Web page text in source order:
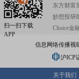
扫一扫下载
APP
东方财富
妙想投研
Choice金
信息网络传播视
沪ICP
关于我们